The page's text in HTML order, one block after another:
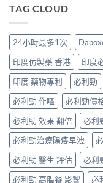
安
與
療
效
評
估〉
中
解
用
條
件、
風
險
與
安
全
指
南〉
中
合
何
同
時
解
決
勃
起
功
能
障
礙
與
早
洩〉
顆
夠？
破
解
「劑
量
尷
尬」
的
三
種
解
法
與
替
Force
完
整
解
析：
雙
效
果
凍
威、
西
地
那
非
＋
TAG CLOUD
24小時最多1次
印度仿製藥 香港
印度
印度 藥物專利
必利勁
必利勁 作嘔
必利勁價
必利勁 效果 翻倍
必利
必利勁治療陽痿早洩
必利勁 醫生 評估
必利
必利勁 高脂餐 影響
必